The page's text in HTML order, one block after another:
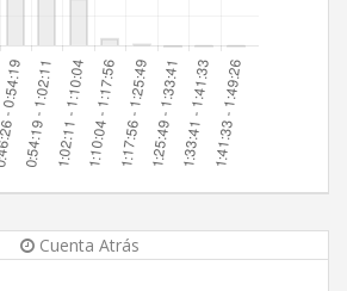
Cuenta Atrás